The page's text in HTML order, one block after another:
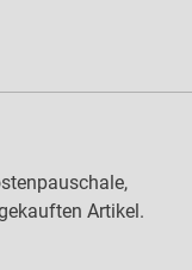
Artikel.